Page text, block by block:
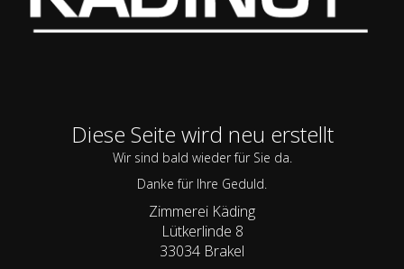
Diese Seite wird neu erstellt
Wir sind bald wieder für Sie da.
Danke für Ihre Geduld.
Zimmerei Käding
Lütkerlinde 8
33034 Brakel